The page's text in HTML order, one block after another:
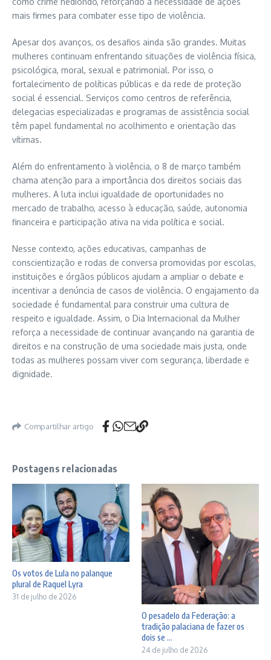
mais firmes para combater esse tipo de violência.
Apesar dos avanços, os desafios ainda são grandes. Muitas
mulheres continuam enfrentando situações de violência física,
psicológica, moral, sexual e patrimonial. Por isso, o
fortalecimento de políticas públicas e da rede de proteção
social é essencial. Serviços como centros de referência,
delegacias especializadas e programas de assistência social
têm papel fundamental no acolhimento e orientação das
vítimas.
Além do enfrentamento à violência, o 8 de março também
chama atenção para a importância dos direitos sociais das
mulheres. A luta inclui igualdade de oportunidades no
mercado de trabalho, acesso à educação, saúde, autonomia
financeira e participação ativa na vida política e social.
Nesse contexto, ações educativas, campanhas de
conscientização e rodas de conversa promovidas por escolas,
instituições e órgãos públicos ajudam a ampliar o debate e
incentivar a denúncia de casos de violência. O engajamento da
sociedade é fundamental para construir uma cultura de
respeito e igualdade. Assim, o Dia Internacional da Mulher
reforça a necessidade de continuar avançando na garantia de
direitos e na construção de uma sociedade mais justa, onde
todas as mulheres possam viver com segurança, liberdade e
dignidade.
Compartilhar artigo
Postagens relacionadas
Os votos de Lula no palanque
plural de Raquel Lyra
31 de julho de 2026
O pesadelo da Federação: a
tradição palaciana de fazer os
dois se ...
24 de julho de 2026